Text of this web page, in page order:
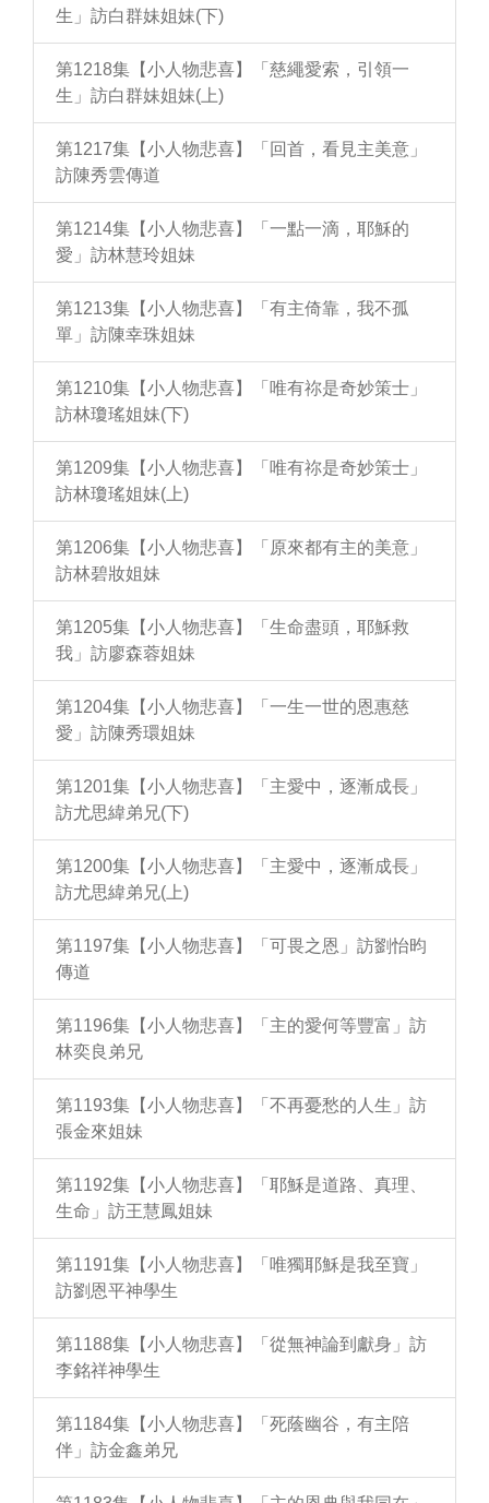
生」訪白群妹姐妹(下)
第1218集【小人物悲喜】「慈繩愛索，引領一
生」訪白群妹姐妹(上)
第1217集【小人物悲喜】「回首，看見主美意」
訪陳秀雲傳道
第1214集【小人物悲喜】「一點一滴，耶穌的
愛」訪林慧玲姐妹
第1213集【小人物悲喜】「有主倚靠，我不孤
單」訪陳幸珠姐妹
第1210集【小人物悲喜】「唯有祢是奇妙策士」
訪林瓊瑤姐妹(下)
第1209集【小人物悲喜】「唯有祢是奇妙策士」
訪林瓊瑤姐妹(上)
第1206集【小人物悲喜】「原來都有主的美意」
訪林碧妝姐妹
第1205集【小人物悲喜】「生命盡頭，耶穌救
我」訪廖森蓉姐妹
第1204集【小人物悲喜】「一生一世的恩惠慈
愛」訪陳秀環姐妹
第1201集【小人物悲喜】「主愛中，逐漸成長」
訪尤思緯弟兄(下)
第1200集【小人物悲喜】「主愛中，逐漸成長」
訪尤思緯弟兄(上)
第1197集【小人物悲喜】「可畏之恩」訪劉怡昀
傳道
第1196集【小人物悲喜】「主的愛何等豐富」訪
林奕良弟兄
第1193集【小人物悲喜】「不再憂愁的人生」訪
張金來姐妹
第1192集【小人物悲喜】「耶穌是道路、真理、
生命」訪王慧鳳姐妹
第1191集【小人物悲喜】「唯獨耶穌是我至寶」
訪劉恩平神學生
第1188集【小人物悲喜】「從無神論到獻身」訪
李銘祥神學生
第1184集【小人物悲喜】「死蔭幽谷，有主陪
伴」訪金鑫弟兄